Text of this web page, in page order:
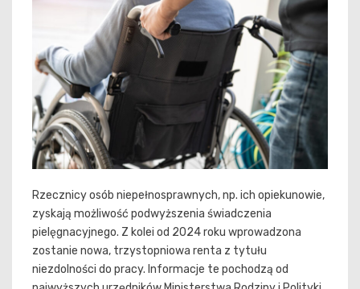
Rzecznicy osób niepełnosprawnych, np. ich opiekunowie,
zyskają możliwość podwyższenia świadczenia
pielęgnacyjnego. Z kolei od 2024 roku wprowadzona
zostanie nowa, trzystopniowa renta z tytułu
niezdolności do pracy. Informacje te pochodzą od